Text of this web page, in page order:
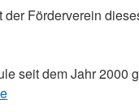
Förderverein
seit dem Jahr